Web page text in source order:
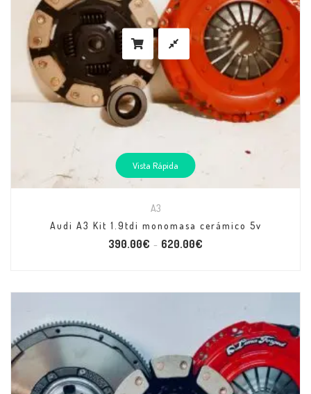
Vista Rápida
A3
Audi A3 Kit 1.9tdi monomasa cerámico 5v
390.00€ – 620.00€